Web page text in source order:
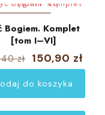
Bogiem. Komplet
[tom I–VI]
zł Pierwotna
cena
wynosiła:
189,40 zł.
150,90 zł
do koszyka